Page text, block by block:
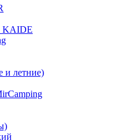
KAIDE
и летние)